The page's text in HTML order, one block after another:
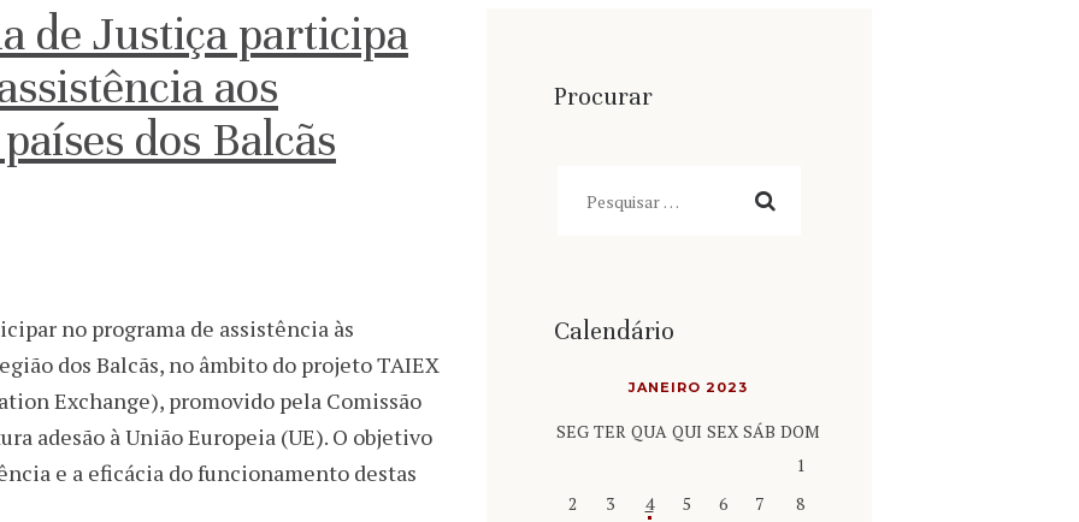
RELAÇÕES
INTERNACIONAIS
de Justiça participa
aos
dos Balcãs
no programa de assistência às
dos Balcãs, no âmbito do projeto TAIEX
Exchange), promovido pela Comissão
adesão à União Europeia (UE). O objetivo
e a eficácia do funcionamento destas
Procurar
Calendário
JANEIRO 2023
SEG TER QUA QUI SEX SÁB DOM
1
2
3 4 5 6 7
8